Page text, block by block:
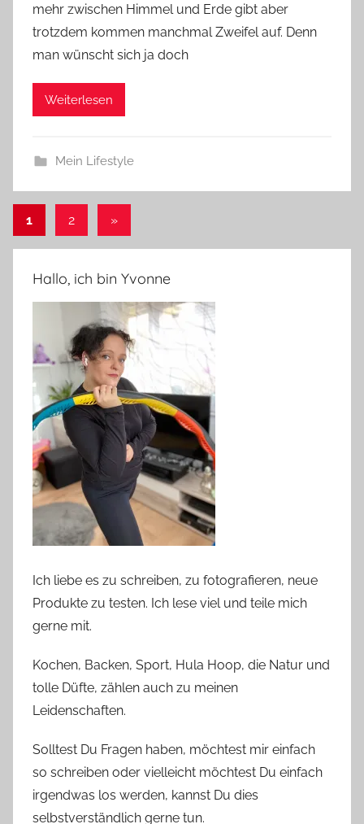
mehr zwischen Himmel und Erde gibt aber
trotzdem kommen manchmal Zweifel auf. Denn
man wünscht sich ja doch
Weiterlesen
Mein Lifestyle
Seitennummerierung
der
Beiträge
1 2
Nächste
»
Hallo, ich bin Yvonne
Ich liebe es zu schreiben, zu fotografieren, neue
Produkte zu testen. Ich lese viel und teile mich
gerne mit.
Kochen, Backen, Sport, Hula Hoop, die Natur und
tolle Düfte, zählen auch zu meinen
Leidenschaften.
Solltest Du Fragen haben, möchtest mir einfach
so schreiben oder vielleicht möchtest Du einfach
irgendwas los werden, kannst Du dies
selbstverständlich gerne tun.